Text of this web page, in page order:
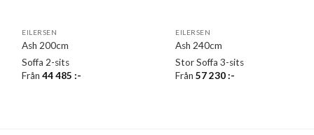
EILERSEN
Ash 200cm
Soffa 2-sits
Från44 485:-
EILERSEN
Ash 240cm
Stor Soffa 3-sits
Från57 230:-